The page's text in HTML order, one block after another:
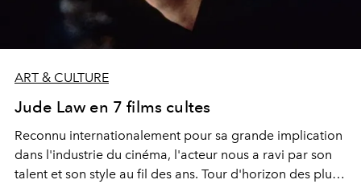
ART & CULTURE
Jude Law en 7 films cultes
Reconnu internationalement pour sa grande implication
dans l'industrie du cinéma, l'acteur nous a ravi par son
talent et son style au fil des ans. Tour d'horizon des plus